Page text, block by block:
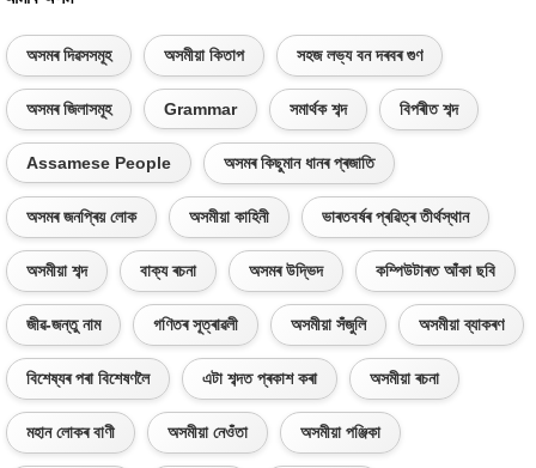
অসমৰ দিৱসসমূহ অসমীয়া কিতাপ সহজ লভ্য বন দৰবৰ গুণ
অসমৰ জিলাসমূহ Grammar সমাৰ্থক শব্দ বিপৰীত শব্দ
Assamese People অসমৰ কিছুমান ধানৰ প্ৰজাতি
অসমৰ জনপ্ৰিয় লোক অসমীয়া কাহিনী ভাৰতবৰ্ষৰ প্ৰৱিত্ৰ তীৰ্থস্থান
অসমীয়া শব্দ বাক্য ৰচনা অসমৰ উদ্ভিদ কম্পিউটাৰত আঁকা ছবি
জীৱ-জন্তু নাম গণিতৰ সূত্ৰাৱলী অসমীয়া সঁজুলি অসমীয়া ব্যাকৰণ
বিশেষ্যৰ পৰা বিশেষণলৈ এটা শব্দত প্ৰকাশ কৰা অসমীয়া ৰচনা
মহান লোকৰ বাণী অসমীয়া নেওঁতা অসমীয়া পঞ্জিকা